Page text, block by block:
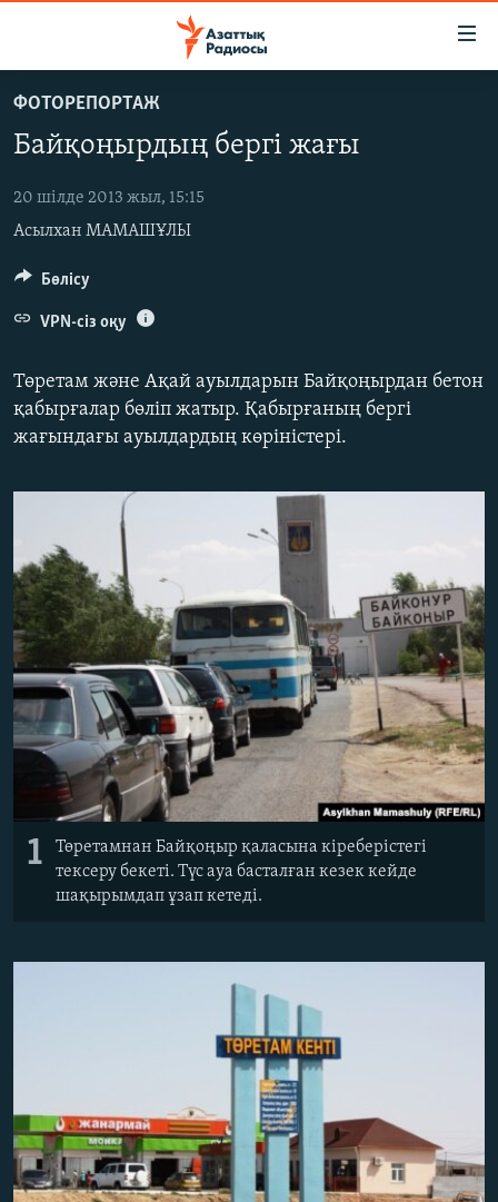
main
Skip
to
Navigation
Skip
САЯСАТ
AZATTYQTV
ҚАҢТАР ОҚИҒАСЫ
АДАМ ҚҰҚЫҚТАРЫ
ӘЛЕУМЕТ
АРНАЙЫ ЖОБАЛАР
Басқа тілдерде
ФОТОРЕПОРТАЖ
Байқоңырдың бергі жағы
20 шілде 2013 жыл, 15:15
Асылхан МАМАШҰЛЫ
Төретам және Ақай ауылдарын Байқоңырдан бетон
қабырғалар бөліп жатыр. Қабырғаның бергі
жағындағы ауылдардың көріністері.
1
Төретамнан Байқоңыр қаласына кіреберістегі
тексеру бекеті. Түс ауа басталған кезек кейде
шақырымдап ұзап кетеді.
Бөлісу
VPN-сіз оқу